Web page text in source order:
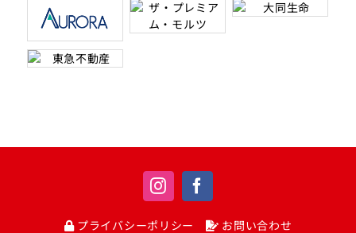
プライバシーポリシー お問い合わせ